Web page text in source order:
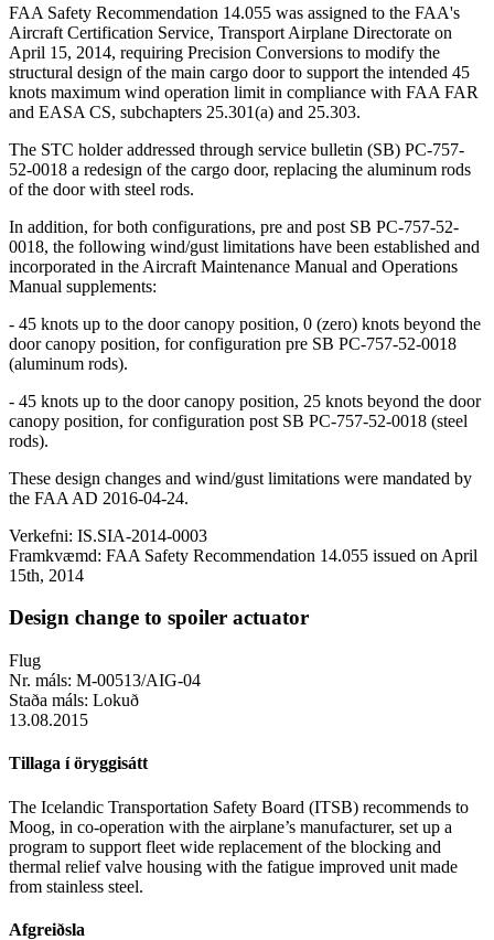
FAA Safety Recommendation 14.055 was assigned to the FAA's
Aircraft Certification Service, Transport Airplane Directorate on
April 15, 2014, requiring Precision Conversions to modify the
structural design of the main cargo door to support the intended 45
knots maximum wind operation limit in compliance with FAA FAR
and EASA CS, subchapters 25.301(a) and 25.303.
The STC holder addressed through service bulletin (SB) PC-757-
52-0018 a redesign of the cargo door, replacing the aluminum rods
of the door with steel rods.
In addition, for both configurations, pre and post SB PC-757-52-
0018, the following wind/gust limitations have been established and
incorporated in the Aircraft Maintenance Manual and Operations
Manual supplements:
- 45 knots up to the door canopy position, 0 (zero) knots beyond the
door canopy position, for configuration pre SB PC-757-52-0018
(aluminum rods).
- 45 knots up to the door canopy position, 25 knots beyond the door
canopy position, for configuration post SB PC-757-52-0018 (steel
rods).
These design changes and wind/gust limitations were mandated by
the FAA AD 2016-04-24.
Verkefni: IS.SIA-2014-0003
Framkvæmd: FAA Safety Recommendation 14.055 issued on April
15th, 2014
Design change to spoiler actuator
Flug
Nr. máls: M-00513/AIG-04
Staða máls: Lokuð
13.08.2015
Tillaga í öryggisátt
The Icelandic Transportation Safety Board (ITSB) recommends to
Moog, in co-operation with the airplane’s manufacturer, set up a
program to support fleet wide replacement of the blocking and
thermal relief valve housing with the fatigue improved unit made
from stainless steel.
Afgreiðsla